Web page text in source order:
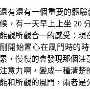
還有還有一個重要的體
候，有一天早上上坐 20
能觀所觀合一的感受：現
剛開始置心在風門時的
累，慢慢的會發現那個注
注意力啊，變成一種清楚
能和所觀的風門，兩者是